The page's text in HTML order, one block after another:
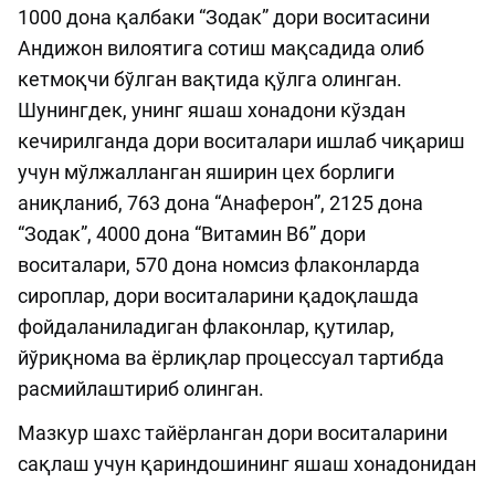
1000 дона қалбаки “Зодак” дори воситасини
Андижон вилоятига сотиш мақсадида олиб
кетмоқчи бўлган вақтида қўлга олинган.
Шунингдек, унинг яшаш хонадони кўздан
кечирилганда дори воситалари ишлаб чиқариш
учун мўлжалланган яширин цех борлиги
аниқланиб, 763 дона “Анаферон”, 2125 дона
“Зодак”, 4000 дона “Витамин В6” дори
воситалари, 570 дона номсиз флаконларда
сироплар, дори воситаларини қадоқлашда
фойдаланиладиган флаконлар, қутилар,
йўриқнома ва ёрлиқлар процессуал тартибда
расмийлаштириб олинган.
Мазкур шахс тайёрланган дори воситаларини
сақлаш учун қариндошининг яшаш хонадонидан